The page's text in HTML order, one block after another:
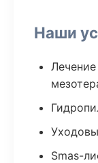
Наши
Smas-